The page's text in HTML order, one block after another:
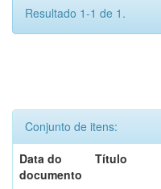
Resultado 1-1 de 1.
Conjunto de itens:
Data do
documento
Título